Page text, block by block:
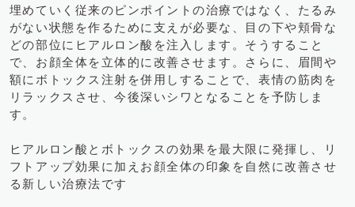
埋めていく従来のピンポイントの治療ではなく、たるみ
がない状態を作るために支えが必要な、目の下や頬骨な
どの部位にヒアルロン酸を注入します。そうすること
で、お顔全体を立体的に改善させます。さらに、眉間や
額にボトックス注射を併用しすることで、表情の筋肉を
リラックスさせ、今後深いシワとなることを予防しま
す。
ヒアルロン酸とボトックスの効果を最大限に発揮し、リ
フトアップ効果に加えお顔全体の印象を自然に改善させ
る新しい治療法です